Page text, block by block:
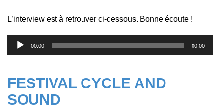
L’interview est à retrouver ci-dessous. Bonne écoute !
Lecteur
audio
00:00 00:00
FESTIVAL CYCLE AND
SOUND